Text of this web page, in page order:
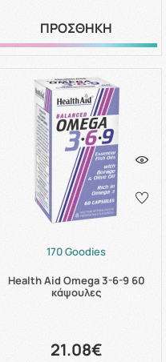
ΠΡΟΣΘΗΚΗ
170 Goodies
Health Aid Omega 3-6-9 60
κάψουλες
21.08€